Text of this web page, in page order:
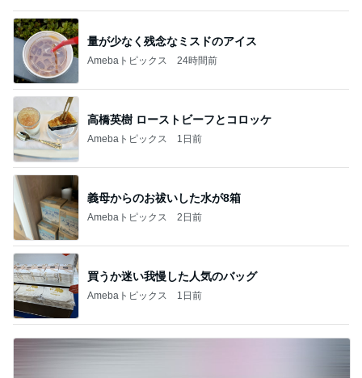
量が少なく残念なミスドのアイス
Amebaトピックス 24時間前
高橋英樹 ローストビーフとコロッケ
Amebaトピックス 1日前
義母からのお祓いした水が8箱
Amebaトピックス 2日前
買うか迷い我慢した人気のバッグ
Amebaトピックス 1日前